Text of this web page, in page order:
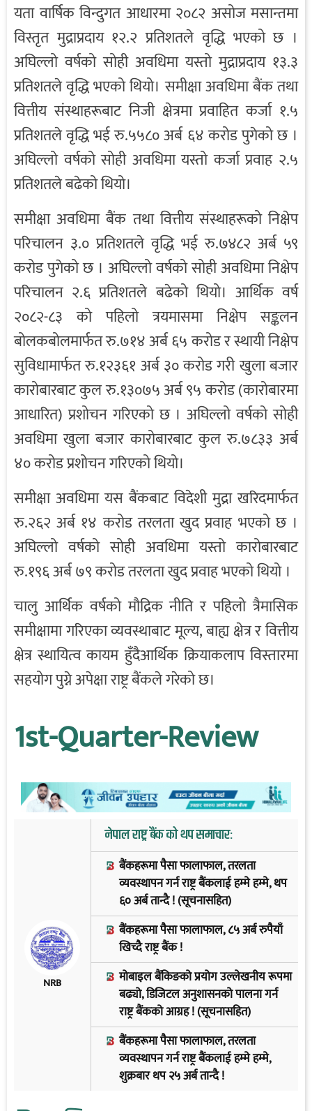
यता वार्षिक विन्दुगत आधारमा २०८२ असोज मसान्तमा
विस्तृत मुद्राप्रदाय १२.२ प्रतिशतले वृद्धि भएको छ ।
अघिल्लो वर्षको सोही अवधिमा यस्तो मुद्राप्रदाय १३.३
प्रतिशतले वृद्धि भएको थियो। समीक्षा अवधिमा बैंक तथा
वित्तीय संस्थाहरूबाट निजी क्षेत्रमा प्रवाहित कर्जा १.५
प्रतिशतले वृद्धि भई रु.५५८० अर्ब ६४ करोड पुगेको छ ।
अघिल्लो वर्षको सोही अवधिमा यस्तो कर्जा प्रवाह २.५
प्रतिशतले बढेको थियो।
समीक्षा अवधिमा बैंक तथा वित्तीय संस्थाहरूको निक्षेप
परिचालन ३.० प्रतिशतले वृद्धि भई रु.७४८२ अर्ब ५९
करोड पुगेको छ । अघिल्लो वर्षको सोही अवधिमा निक्षेप
परिचालन २.६ प्रतिशतले बढेको थियो। आर्थिक वर्ष
२०८२-८३ को पहिलो त्रयमासमा निक्षेप सङ्कलन
बोलकबोलमार्फत रु.७१४ अर्ब ६५ करोड र स्थायी निक्षेप
सुविधामार्फत रु.१२३६१ अर्ब ३० करोड गरी खुला बजार
कारोबारबाट कुल रु.१३०७५ अर्ब ९५ करोड (कारोबारमा
आधारित) प्रशोचन गरिएको छ । अघिल्लो वर्षको सोही
अवधिमा खुला बजार कारोबारबाट कुल रु.७८३३ अर्ब
४० करोड प्रशोचन गरिएको थियो।
समीक्षा अवधिमा यस बैंकबाट विदेशी मुद्रा खरिदमार्फत
रु.२६२ अर्ब १४ करोड तरलता खुद प्रवाह भएको छ ।
अघिल्लो वर्षको सोही अवधिमा यस्तो कारोबारबाट
रु.१९६ अर्ब ७९ करोड तरलता खुद प्रवाह भएको थियो ।
चालु आर्थिक वर्षको मौद्रिक नीति र पहिलो त्रैमासिक
समीक्षामा गरिएका व्यवस्थाबाट मूल्य, बाह्य क्षेत्र र वित्तीय
क्षेत्र स्थायित्व कायम हुँदैआर्थिक क्रियाकलाप विस्तारमा
सहयोग पुग्ने अपेक्षा राष्ट्र बैंकले गरेको छ।
1st-Quarter-Review
NRB
नेपाल राष्ट्र बैंक को थप समाचार:
बैंकहरूमा पैसा फालाफाल, तरलता
व्यवस्थापन गर्न राष्ट्र बैंकलाई हम्मे हम्मे, थप
६० अर्ब तान्दै ! (सूचनासहित)
बैंकहरूमा पैसा फालाफाल, ८५ अर्ब रुपैयाँ
खिच्दै राष्ट्र बैंक !
मोबाइल बैंकिङको प्रयोग उल्लेखनीय रूपमा
बढ्यो, डिजिटल अनुशासनको पालना गर्न
राष्ट्र बैंकको आग्रह ! (सूचनासहित)
बैंकहरूमा पैसा फालाफाल, तरलता
व्यवस्थापन गर्न राष्ट्र बैंकलाई हम्मे हम्मे,
शुक्रबार थप २५ अर्ब तान्दै !